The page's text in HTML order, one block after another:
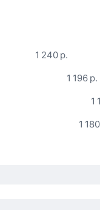
1 240 р.
1 196 р.
1
1